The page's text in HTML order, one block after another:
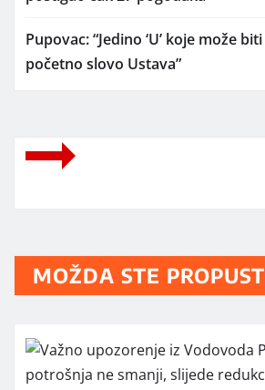
Pupovac: “Jedino ‘U’ koje može
početno slovo Ustava”
MOŽDA STE